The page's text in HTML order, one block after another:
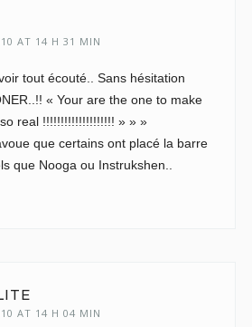
AT 14 H 31 MIN
tout écouté.. Sans hésitation
« Your are the one to make
real !!!!!!!!!!!!!!!!!!!! » » »
que certains ont placé la barre
que Nooga ou Instrukshen..
AT 14 H 04 MIN